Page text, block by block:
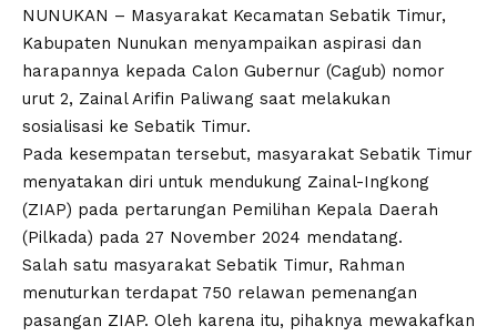
NUNUKAN – Masyarakat Kecamatan Sebatik Timur,
Kabupaten Nunukan menyampaikan aspirasi dan
harapannya kepada Calon Gubernur (Cagub) nomor
urut 2, Zainal Arifin Paliwang saat melakukan
sosialisasi ke Sebatik Timur.
Pada kesempatan tersebut, masyarakat Sebatik Timur
menyatakan diri untuk mendukung Zainal-Ingkong
(ZIAP) pada pertarungan Pemilihan Kepala Daerah
(Pilkada) pada 27 November 2024 mendatang.
Salah satu masyarakat Sebatik Timur, Rahman
menuturkan terdapat 750 relawan pemenangan
pasangan ZIAP. Oleh karena itu, pihaknya mewakafkan